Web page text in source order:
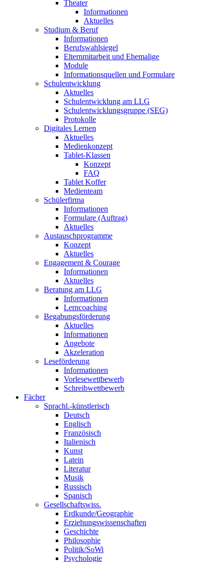
Theater
Informationen
Aktuelles
Studium & Beruf
Informationen
Berufswahlsiegel
Elternmitarbeit und Ehemalige
Module
Informationsquellen und Formulare
Schulentwicklung
Aktuelles
Schulentwicklung am LLG
Schulentwicklungsgruppe (SEG)
Protokolle
Digitales Lernen
Aktuelles
Medienkonzept
Tablet-Klassen
Konzept
FAQ
Tablet Koffer
Medienteam
Schülerfirma
Informationen
Formulare (Auftrag)
Aktuelles
Austauschprogramme
Konzept
Aktuelles
Engagement & Courage
Informationen
Aktuelles
Beratung am LLG
Informationen
Lerncoaching
Begabungsförderung
Aktuelles
Informationen
Angebote
Akzeleration
Leseförderung
Informationen
Vorlesewettbewerb
Schreibwettbewerb
Fächer
Sprachl.-künstlerisch
Deutsch
Englisch
Französisch
Italienisch
Kunst
Latein
Literatur
Musik
Russisch
Spanisch
Gesellschaftswiss.
Erdkunde/Geographie
Erziehungswissenschaften
Geschichte
Philosophie
Politik/SoWi
Psychologie